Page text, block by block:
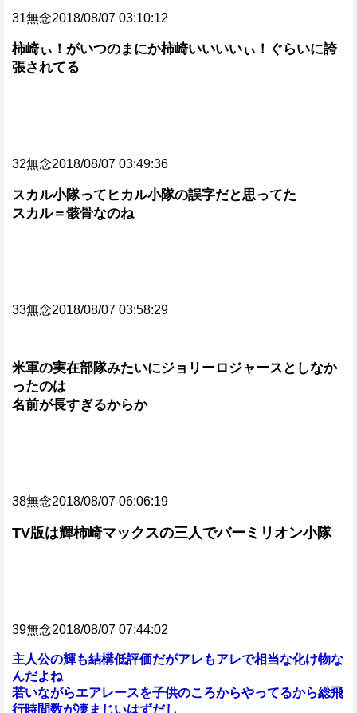
31無念2018/08/07 03:10:12
柿崎ぃ！がいつのまにか柿崎いいいいぃ！ぐらいに誇
張されてる
32無念2018/08/07 03:49:36
スカル小隊ってヒカル小隊の誤字だと思ってた
スカル＝骸骨なのね
33無念2018/08/07 03:58:29
米軍の実在部隊みたいにジョリーロジャースとしなか
ったのは
名前が長すぎるからか
38無念2018/08/07 06:06:19
TV版は輝柿崎マックスの三人でバーミリオン小隊
39無念2018/08/07 07:44:02
主人公の輝も結構低評価だがアレもアレで相当な化け物な
んだよね
若いながらエアレースを子供のころからやってるから総飛
行時間数が凄まじいはずだし